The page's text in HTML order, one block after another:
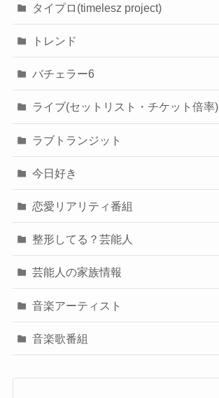
タイプロ(timelesz project)
トレンド
バチェラー6
ライブ(セットリスト・チケット倍率)
ラブトランジット
今日好き
恋愛リアリティ番組
整形してる？芸能人
芸能人の家族情報
音楽アーティスト
音楽歌番組